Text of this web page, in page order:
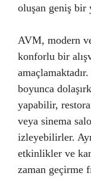
oluşan geniş bir
AVM, modern
konforlu bir
boyunca
yapabilir,
veya sinema
izleyebilirler.
etkinlikler ve
zaman geçirme